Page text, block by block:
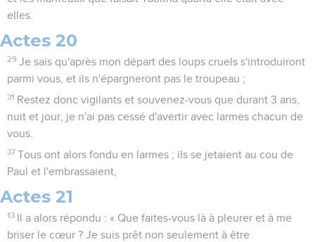
elles.
Actes 20
29 Je sais qu'après mon départ des loups cruels s'introduiront
parmi vous, et ils n'épargneront pas le troupeau ;
31 Restez donc vigilants et souvenez-vous que durant 3 ans,
nuit et jour, je n'ai pas cessé d'avertir avec larmes chacun de
vous.
37 Tous ont alors fondu en larmes ; ils se jetaient au cou de
Paul et l'embrassaient,
Actes 21
13
Il a alors répondu : « Que faites-vous là à pleurer et à me
briser le cœur ? Je suis prêt non seulement à être